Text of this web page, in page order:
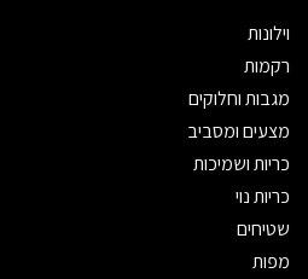
וילונות
רקמות
מגבות וחלוקים
מצעים ומסביב
כריות ושמיכות
כריות נוי
שטיחים
מפות